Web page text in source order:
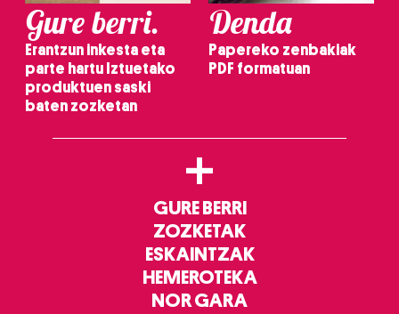
Gure berri.
Erantzun inkesta eta
parte hartu Iztuetako
produktuen saski
baten zozketan
Denda
Papereko zenbakiak
PDF formatuan
+
GURE BERRI
ZOZKETAK
ESKAINTZAK
HEMEROTEKA
NOR GARA